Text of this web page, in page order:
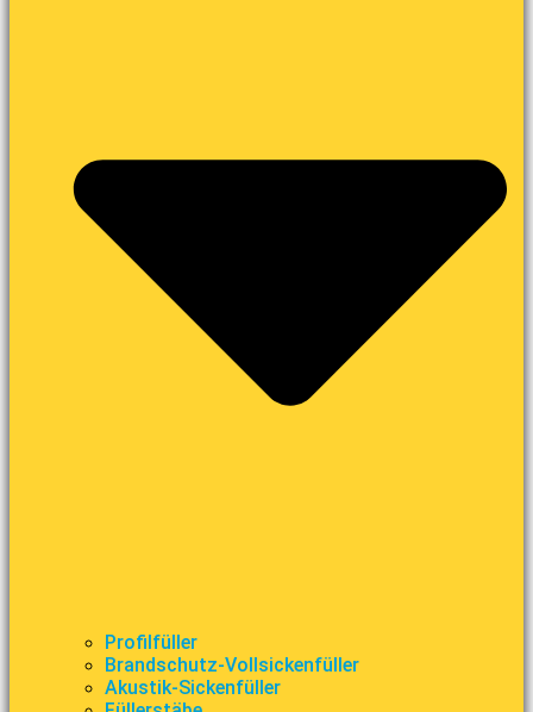
Profilfüller
Brandschutz-Vollsickenfüller
Akustik-Sickenfüller